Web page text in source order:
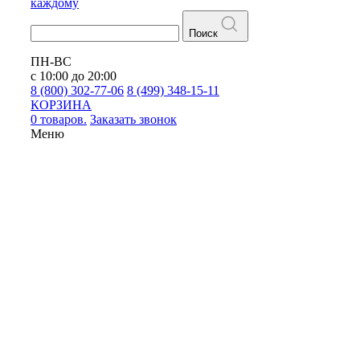
каждому
Поиск
ПН-ВС
с 10:00 до 20:00
8 (800) 302-77-06 8 (499) 348-15-11
КОРЗИНА
0 товаров. Заказать звонок
Меню